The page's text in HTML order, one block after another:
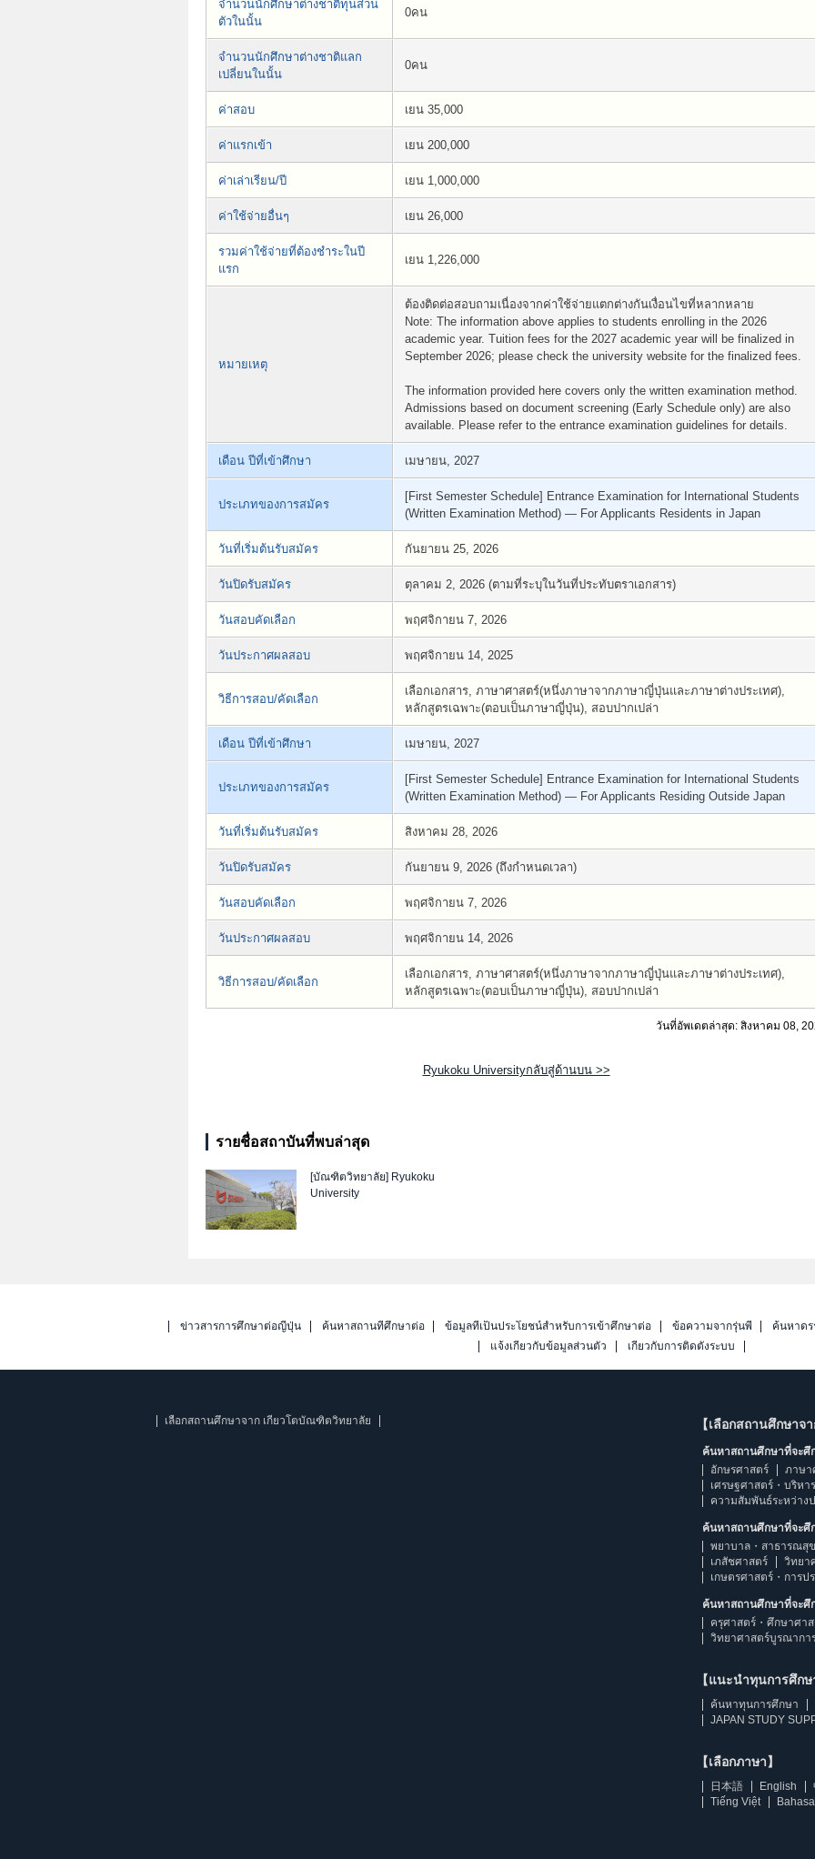
จำนวนนักศึกษาต่างชาติทุนส่วน
ตัวในนั้น
0คน
จำนวนนักศึกษาต่างชาติแลก
เปลี่ยนในนั้น
0คน
ค่าสอบ เยน 35,000
ค่าแรกเข้า เยน 200,000
ค่าเล่าเรียน/ปี เยน 1,000,000
ค่าใช้จ่ายอื่นๆ เยน 26,000
รวมค่าใช้จ่ายที่ต้องชำระในปี
แรก
เยน 1,226,000
หมายเหตุ
ต้องติดต่อสอบถามเนื่องจากค่าใช้จ่ายแตกต่างกันเงื่อนไขที่หลากหลาย
Note: The information above applies to students enrolling in the 2026
academic year. Tuition fees for the 2027 academic year will be finalized in
September 2026; please check the university website for the finalized fees.
The information provided here covers only the written examination method.
Admissions based on document screening (Early Schedule only) are also
available. Please refer to the entrance examination guidelines for details.
เดือน ปีที่เข้าศึกษา เมษายน, 2027
ประเภทของการสมัคร
[First Semester Schedule] Entrance Examination for International Students
(Written Examination Method) — For Applicants Residents in Japan
วันที่เริ่มต้นรับสมัคร กันยายน 25, 2026
วันปิดรับสมัคร ตุลาคม 2, 2026 (ตามที่ระบุในวันที่ประทับตราเอกสาร)
วันสอบคัดเลือก พฤศจิกายน 7, 2026
วันประกาศผลสอบ พฤศจิกายน 14, 2025
วิธีการสอบ/คัดเลือก
เลือกเอกสาร, ภาษาศาสตร์(หนึ่งภาษาจากภาษาญี่ปุ่นและภาษาต่างประเทศ),
หลักสูตรเฉพาะ(ตอบเป็นภาษาญี่ปุ่น), สอบปากเปล่า
เดือน ปีที่เข้าศึกษา เมษายน, 2027
ประเภทของการสมัคร
[First Semester Schedule] Entrance Examination for International Students
(Written Examination Method) — For Applicants Residing Outside Japan
วันที่เริ่มต้นรับสมัคร สิงหาคม 28, 2026
วันปิดรับสมัคร กันยายน 9, 2026 (ถึงกำหนดเวลา)
วันสอบคัดเลือก พฤศจิกายน 7, 2026
วันประกาศผลสอบ พฤศจิกายน 14, 2026
วิธีการสอบ/คัดเลือก
เลือกเอกสาร, ภาษาศาสตร์(หนึ่งภาษาจากภาษาญี่ปุ่นและภาษาต่างประเทศ),
หลักสูตรเฉพาะ(ตอบเป็นภาษาญี่ปุ่น), สอบปากเปล่า
วันที่อัพเดตล่าสุด: สิงหาคม 08,
Ryukoku Universityกลับสู่ด้านบน >>
รายชื่อสถาบันที่พบล่าสุด
[บัณฑิตวิทยาลัย] Ryukoku
University
ข่าวสารการศึกษาต่อญี่ปุ่น ค้นหาสถานที่ศึกษาต่อ ข้อมูลที่เป็นประโยชน์สำหรับการเข้าศึกษาต่อ ข้อความจากรุ่นพี่
ค้นหาด
แจ้งเกี่ยวกับข้อมูลส่วนตัว
เกี่ยวกับการติดตั้งระบบ
เลือกสถานศึกษาจาก เกียวโตบัณฑิตวิทยาลัย 【เลือกสถานศึกษาจ
ค้นหาสถานศึกษาที่จะศึ
อักษรศาสตร์
ภาษา
เศรษฐศาสตร์・บริห
ความสัมพันธ์ระหว่าง
ค้นหาสถานศึกษาที่จะศึ
พยาบาล・สาธารณสุ
เภสัชศาสตร์
วิทยา
เกษตรศาสตร์・การป
ค้นหาสถานศึกษาที่จะศึ
ครุศาสตร์・ศึกษาศา
วิทยาศาสตร์บูรณากา
【แนะนำทุนการศึกษ
ค้นหาทุนการศึกษา
JAPAN STUDY
【เลือกภาษา】
日本語 English
Tiếng Việt